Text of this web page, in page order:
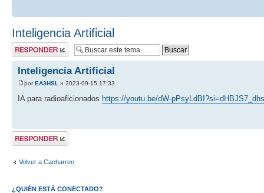
Inteligencia Artificial
Publicar una
respuesta
Inteligencia Artificial
porEA3HSL » 2023-09-15 17:33
IA para radioaficionados https://youtu.be/dW-
Publicar una
respuesta
Volver a Cacharreo
¿QUIÉN ESTÁ CONECTADO?